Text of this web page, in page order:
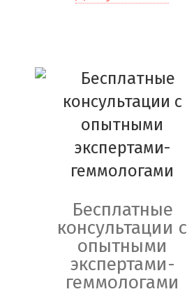
Бесплатные
консультации с
опытными
экспертами-
геммологами